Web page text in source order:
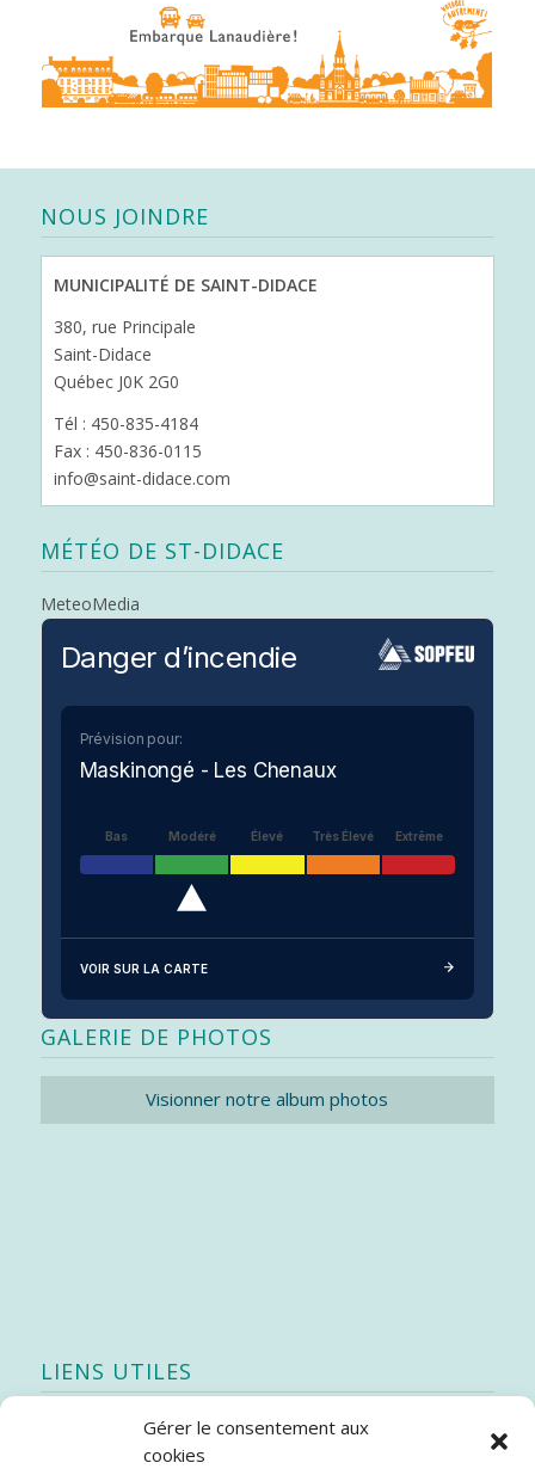
Gérer le consentement aux
cookies
NOUS JOINDRE
MUNICIPALITÉ DE SAINT-DIDACE
380, rue Principale
Saint-Didace
Québec J0K 2G0
Tél : 450-835-4184
Fax : 450-836-0115
info@saint-didace.com
MÉTÉO DE ST-DIDACE
MeteoMedia
Danger d’incendie
Prévision pour:
Maskinongé - Les Chenaux
Bas Modéré Élevé Très Élevé Extrême
VOIR SUR LA CARTE
GALERIE DE PHOTOS
Visionner notre album photos
LIENS UTILES
Quoi de neuf